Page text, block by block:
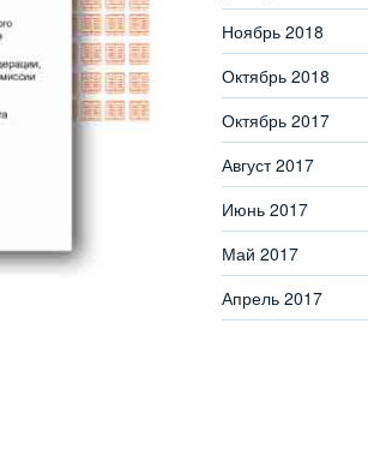
Ноябрь 2018
Октябрь 2018
Октябрь 2017
Август 2017
Июнь 2017
Май 2017
Апрель 2017